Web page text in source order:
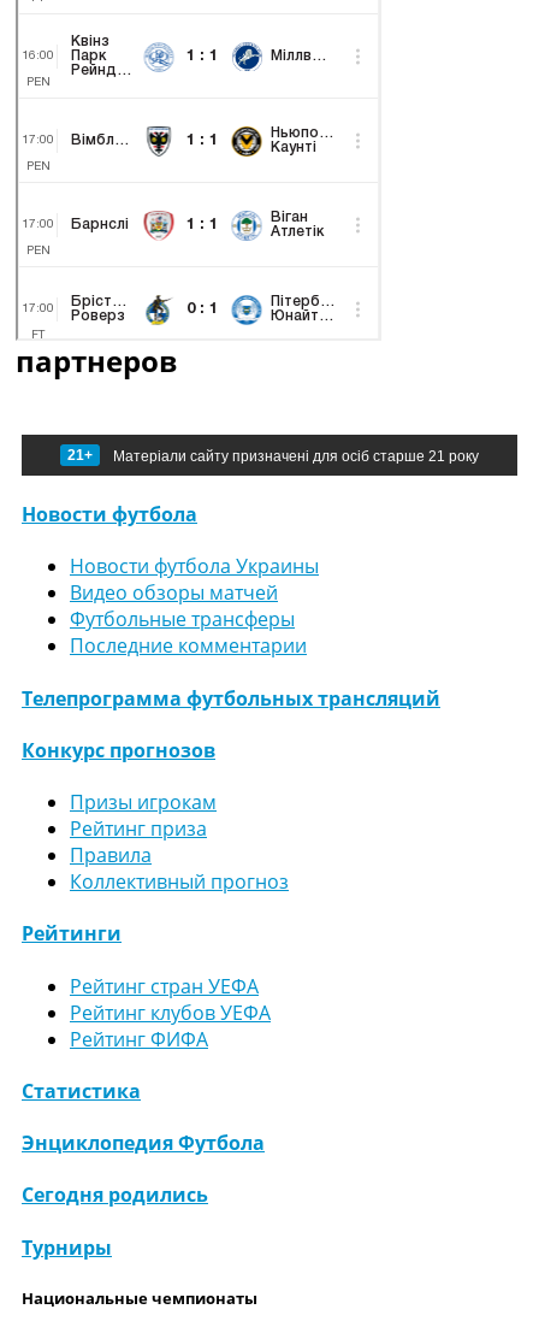
партнеров
21+ Матеріали сайту призначені для осіб старше 21 року
Новости футбола
Новости футбола Украины
Видео обзоры матчей
Футбольные трансферы
Последние комментарии
Телепрограмма футбольных трансляций
Конкурс прогнозов
Призы игрокам
Рейтинг приза
Правила
Коллективный прогноз
Рейтинги
Рейтинг стран УЕФА
Рейтинг клубов УЕФА
Рейтинг ФИФА
Статистика
Энциклопедия Футбола
Сегодня родились
Турниры
Национальные чемпионаты